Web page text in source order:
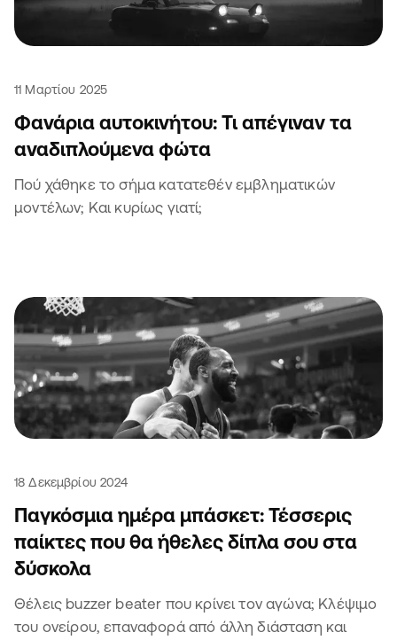
11 Μαρτίου 2025
Φανάρια αυτοκινήτου: Τι απέγιναν τα
αναδιπλούμενα φώτα
Πού χάθηκε το σήμα κατατεθέν εμβληματικών
μοντέλων; Και κυρίως γιατί;
18 Δεκεμβρίου 2024
Παγκόσμια ημέρα μπάσκετ: Τέσσερις
παίκτες που θα ήθελες δίπλα σου στα
δύσκολα
Θέλεις buzzer beater που κρίνει τον αγώνα; Κλέψιμο
του ονείρου, επαναφορά από άλλη διάσταση και